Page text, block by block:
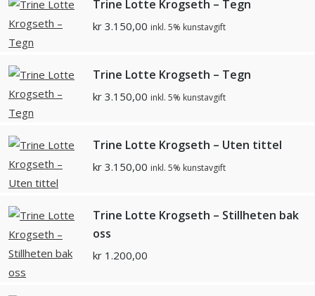
Trine Lotte Krogseth – Tegn
kr 3.150,00 inkl. 5% kunstavgift
Trine Lotte Krogseth – Tegn
kr 3.150,00 inkl. 5% kunstavgift
Trine Lotte Krogseth – Uten tittel
kr 3.150,00 inkl. 5% kunstavgift
Trine Lotte Krogseth – Stillheten bak
oss
kr 1.200,00